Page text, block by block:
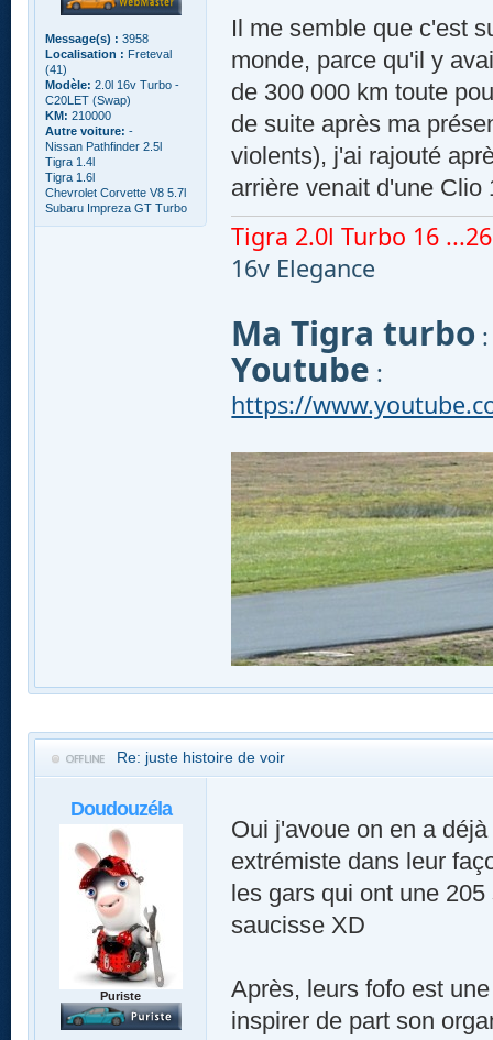
Message(s) : 3958
Localisation : Freteval
(41)
Modèle: 2.0l 16v Turbo -
C20LET (Swap)
KM: 210000
Autre voiture: -
Nissan Pathfinder 2.5l
Tigra 1.4l
Tigra 1.6l
Chevrolet Corvette V8 5.7l
Subaru Impreza GT Turbo
Il me semble que c'est
monde, parce qu'il y
de 300 000 km toute
de suite après ma
violents), j'ai rajouté
arrière venait d'une
Tigra 2.0l Turbo 16
16v Elegance
Ma Tigra turbo
Youtube :
https://
Re: juste histoire de voir
Doudouzéla
Puriste
Oui j'avoue on en a
extrémiste dans leur
les gars qui ont une
saucisse XD
Après, leurs fofo est
inspirer de part son